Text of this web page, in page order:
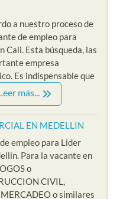
a nuestro proceso de
de empleo para
Cali. Esta búsqueda, las
empresa
Es indispensable que
más...
EN MEDELLIN
empleo para Lider
Para la vacante en
o
CIVIL,
o similares